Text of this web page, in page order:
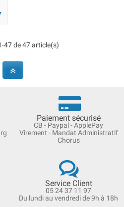
47 de 47 article(s)
Paiement sécurisé
CB - Paypal - ApplePay
Virement - Mandat Administratif
Chorus
Service Client
05 24 37 11 97
Du lundi au vendredi de 9h à 18h